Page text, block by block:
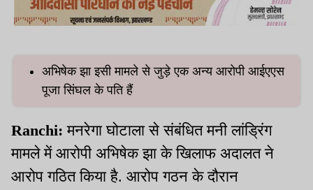
अभिषेक झा इसी मामले से जुड़े एक अन्य आरोपी आईएएस
पूजा सिंघल के पति हैं
Ranchi:मनरेगा घोटाला से संबंधित मनी लांड्रिंग
मामले में आरोपी अभिषेक झा के खिलाफ अदालत ने
आरोप गठित किया है. आरोप गठन के दौरान